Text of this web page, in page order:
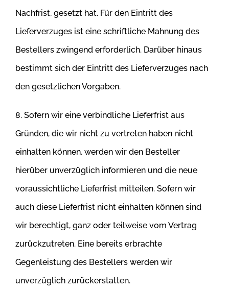
Nachfrist, gesetzt hat. Für den Eintritt des
Lieferverzuges ist eine schriftliche Mahnung des
Bestellers zwingend erforderlich. Darüber hinaus
bestimmt sich der Eintritt des Lieferverzuges nach
den gesetzlichen Vorgaben.
8. Sofern wir eine verbindliche Lieferfrist aus
Gründen, die wir nicht zu vertreten haben nicht
einhalten können, werden wir den Besteller
hierüber unverzüglich informieren und die neue
voraussichtliche Lieferfrist mitteilen. Sofern wir
auch diese Lieferfrist nicht einhalten können sind
wir berechtigt, ganz oder teilweise vom Vertrag
zurückzutreten. Eine bereits erbrachte
Gegenleistung des Bestellers werden wir
unverzüglich zurückerstatten.